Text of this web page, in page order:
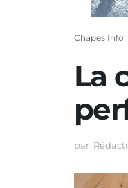
Chapes Info
La
par